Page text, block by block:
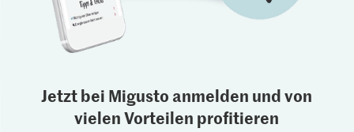
Jetzt bei Migusto anmelden und von
vielen Vorteilen profitieren